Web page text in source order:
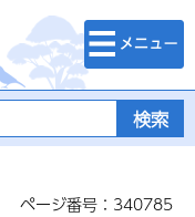
検索・メニュ
ー
ページ番号：340785